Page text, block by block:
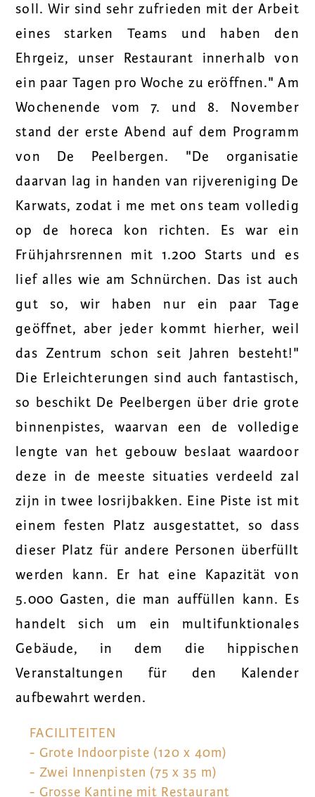
soll. Wir sind sehr zufrieden mit der Arbeit
eines starken Teams und haben den
Ehrgeiz, unser Restaurant innerhalb von
ein paar Tagen pro Woche zu eröffnen." Am
Wochenende vom 7. und 8. November
stand der erste Abend auf dem Programm
von De Peelbergen. "De organisatie
daarvan lag in handen van rijvereniging De
Karwats, zodat i me met ons team volledig
op de horeca kon richten. Es war ein
Frühjahrsrennen mit 1.200 Starts und es
lief alles wie am Schnürchen. Das ist auch
gut so, wir haben nur ein paar Tage
geöffnet, aber jeder kommt hierher, weil
das Zentrum schon seit Jahren besteht!"
Die Erleichterungen sind auch fantastisch,
so beschikt De Peelbergen über drie grote
binnenpistes, waarvan een de volledige
lengte van het gebouw beslaat waardoor
deze in de meeste situaties verdeeld zal
zijn in twee losrijbakken. Eine Piste ist mit
einem festen Platz ausgestattet, so dass
dieser Platz für andere Personen überfüllt
werden kann. Er hat eine Kapazität von
5.000 Gasten, die man auffüllen kann. Es
handelt sich um ein multifunktionales
Gebäude, in dem die hippischen
Veranstaltungen für den Kalender
aufbewahrt werden.
FACILITEITEN
- Grote Indoorpiste (120 x 40m)
- Zwei Innenpisten (75 x 35 m)
- Grosse Kantine mit Restaurant